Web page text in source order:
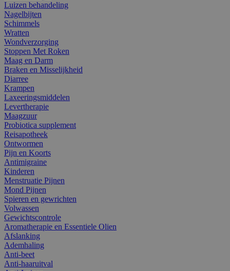
Luizen behandeling
Nagelbijten
Schimmels
Wratten
Wondverzorging
Stoppen Met Roken
Maag en Darm
Braken en Misselijkheid
Diarree
Krampen
Laxeeringsmiddelen
Levertherapie
Maagzuur
Probiotica supplement
Reisapotheek
Ontwormen
Pijn en Koorts
Antimigraine
Kinderen
Menstruatie Pijnen
Mond Pijnen
Spieren en gewrichten
Volwassen
Gewichtscontrole
Aromatherapie en Essentiele Olien
Afslanking
Ademhaling
Anti-beet
Anti-haaruitval